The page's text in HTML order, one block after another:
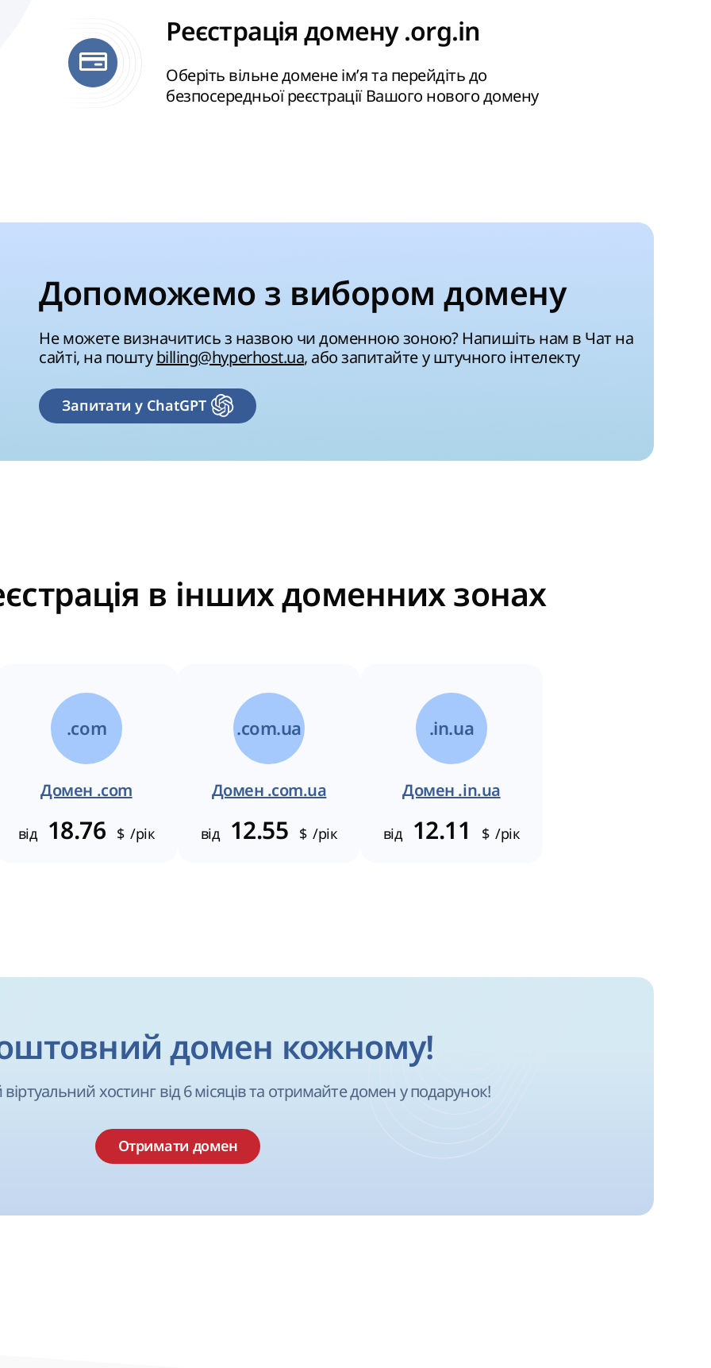
Реєстрація домену .org.in
Оберіть вільне домене ім’я та перейдіть до
безпосередньої реєстрації Вашого нового домену
Допоможемо з вибором домену
Не можете визначитись з назвою чи доменною зоною? Напишіть нам в Чат на
сайті, на поштуbilling@hyperhost.ua, або запитайте у штучного інтелекту
Запитати у ChatGPT
в інших доменних зонах
.com
Домен .com
від 18.76 $ /рік
.com.ua
Домен .com.ua
від 12.55 $ /рік
.in.ua
Домен .in.ua
від 12.11 $ /рік
домен кожному!
хостинг від 6 місяців та отримайте домен у подарунок!
Отримати домен